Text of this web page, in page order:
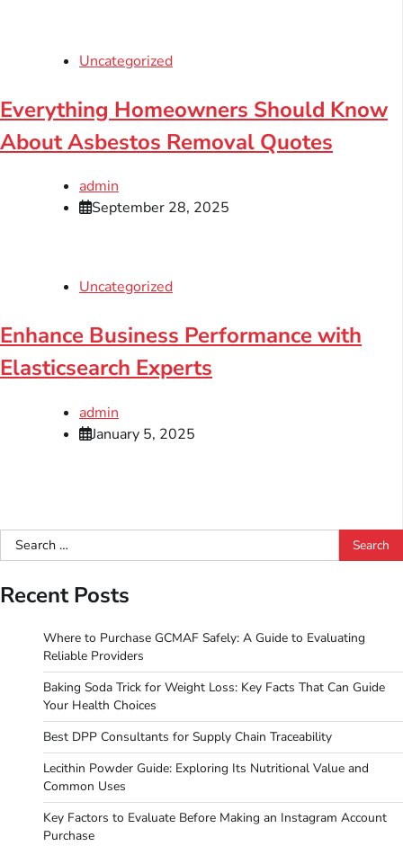
Uncategorized
Everything Homeowners Should Know
About Asbestos Removal Quotes
admin
September 28, 2025
Uncategorized
Enhance Business Performance with
Elasticsearch Experts
admin
January 5, 2025
Search
for:
Recent Posts
Where to Purchase GCMAF Safely: A Guide to Evaluating
Reliable Providers
Baking Soda Trick for Weight Loss: Key Facts That Can Guide
Your Health Choices
Best DPP Consultants for Supply Chain Traceability
Lecithin Powder Guide: Exploring Its Nutritional Value and
Common Uses
Key Factors to Evaluate Before Making an Instagram Account
Purchase